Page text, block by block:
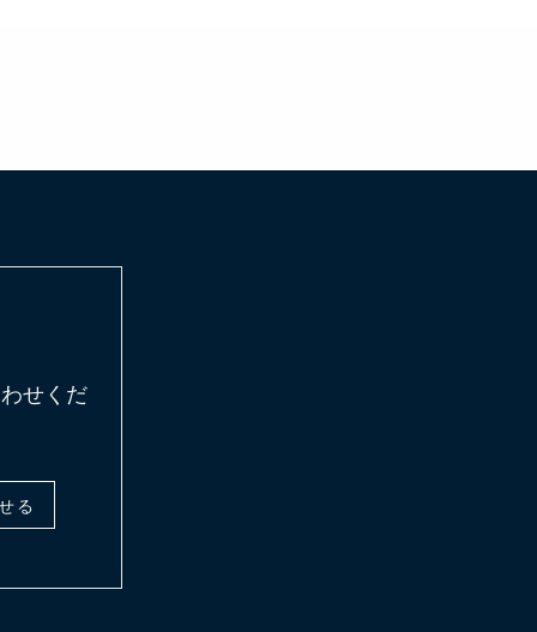
せくだ
る